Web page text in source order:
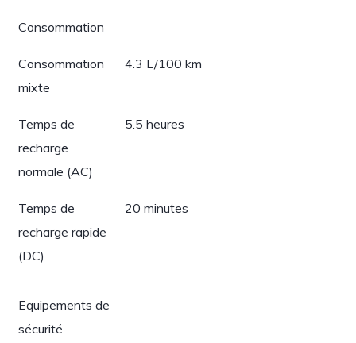
Consommation
Consommation
mixte
4.3 L/100 km
Temps de
recharge
normale (AC)
5.5 heures
Temps de
recharge rapide
(DC)
20 minutes
Equipements de
sécurité